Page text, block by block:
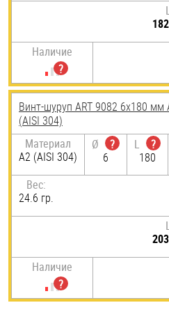
Наличие
Винт-шуруп ART 9082 6х180 мм
(AISI 304)
Материал
А2 (AISI 304)
Ø
?
6
L
?
180
Вес:
24.6 гр.
Наличие